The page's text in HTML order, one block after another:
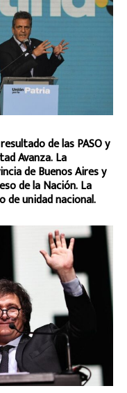
de las PASO y
Avanza. La
de Buenos Aires y
de la Nación. La
de unidad nacional.